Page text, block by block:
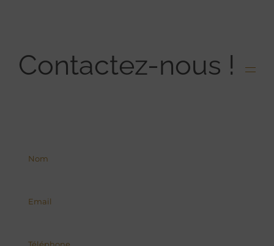
Contactez-nous !